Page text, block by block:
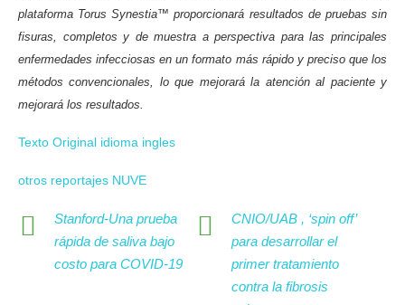
plataforma Torus Synestia™ proporcionará resultados de pruebas sin
fisuras, completos y de muestra a perspectiva para las principales
enfermedades infecciosas en un formato más rápido y preciso que los
métodos convencionales, lo que mejorará la atención al paciente y
mejorará los resultados.
Texto Original idioma ingles
otros reportajes NUVE
Stanford-Una prueba
rápida de saliva bajo
costo para COVID-19
CNIO/UAB , ‘spin off’
para desarrollar el
primer tratamiento
contra la fibrosis